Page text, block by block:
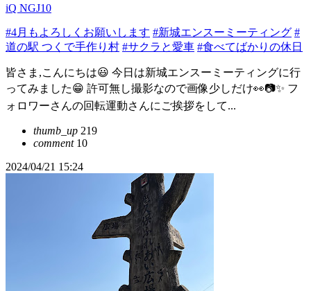
iQ NGJ10
#4月もよろしくお願いします #新城エンスーミーティング #
道の駅 つくで手作り村 #サクラと愛車 #食べてばかりの休日
皆さま,こんにちは😃 今日は新城エンスーミーティングに行
ってみました😁 許可無し撮影なので画像少しだけ👀📷️✨ フ
ォロワーさんの回転運動さんにご挨拶をして...
thumb_up 219
comment10
2024/04/21 15:24